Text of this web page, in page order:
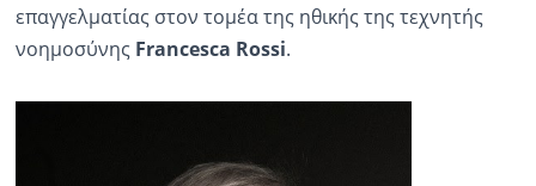
επαγγελματίας στον τομέα της ηθικής της τεχνητής
νοημοσύνης Francesca Rossi.